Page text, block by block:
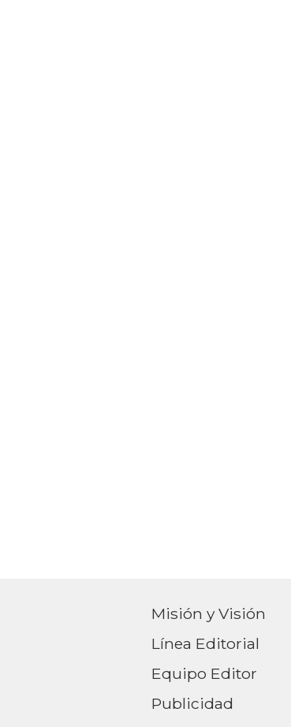
Misión y Visión
Línea Editorial
Equipo Editor
Publicidad